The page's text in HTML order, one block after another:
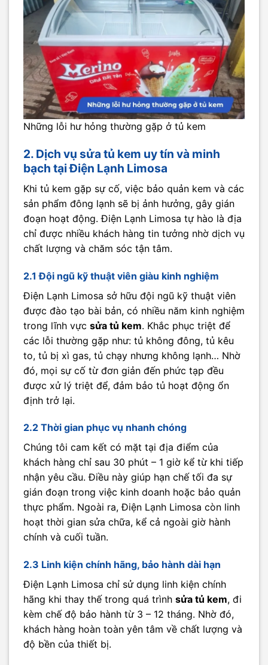
Những lỗi hư hỏng thường gặp ở tủ kem
2. Dịch vụ sửa tủ kem uy tín và minh
bạch tại Điện Lạnh Limosa
Khi tủ kem gặp sự cố, việc bảo quản kem và các
sản phẩm đông lạnh sẽ bị ảnh hưởng, gây gián
đoạn hoạt động. Điện Lạnh Limosa tự hào là địa
chỉ được nhiều khách hàng tin tưởng nhờ dịch vụ
chất lượng và chăm sóc tận tâm.
2.1 Đội ngũ kỹ thuật viên giàu kinh nghiệm
Điện Lạnh Limosa sở hữu đội ngũ kỹ thuật viên
được đào tạo bài bản, có nhiều năm kinh nghiệm
trong lĩnh vực sửa tủ kem. Khắc phục triệt để
các lỗi thường gặp như: tủ không đông, tủ kêu
to, tủ bị xì gas, tủ chạy nhưng không lạnh… Nhờ
đó, mọi sự cố từ đơn giản đến phức tạp đều
được xử lý triệt để, đảm bảo tủ hoạt động ổn
định trở lại.
2.2 Thời gian phục vụ nhanh chóng
Chúng tôi cam kết có mặt tại địa điểm của
khách hàng chỉ sau 30 phút – 1 giờ kể từ khi tiếp
nhận yêu cầu. Điều này giúp hạn chế tối đa sự
gián đoạn trong việc kinh doanh hoặc bảo quản
thực phẩm. Ngoài ra, Điện Lạnh Limosa còn linh
hoạt thời gian sửa chữa, kể cả ngoài giờ hành
chính và cuối tuần.
2.3 Linh kiện chính hãng, bảo hành dài hạn
Điện Lạnh Limosa chỉ sử dụng linh kiện chính
hãng khi thay thế trong quá trình sửa tủ kem, đi
kèm chế độ bảo hành từ 3 – 12 tháng. Nhờ đó,
khách hàng hoàn toàn yên tâm về chất lượng và
độ bền của thiết bị.